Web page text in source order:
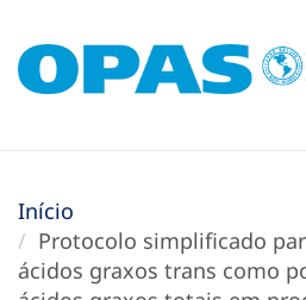
Início
Protocolo simplificado
ácidos graxos trans como